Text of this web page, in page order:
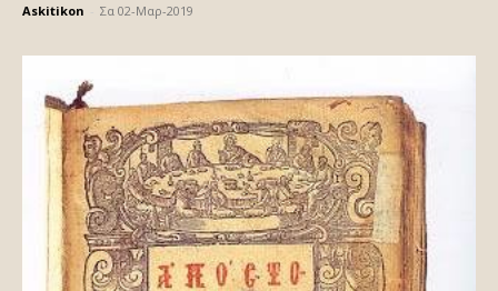
Askitikon Σα 02-Μαρ-2019